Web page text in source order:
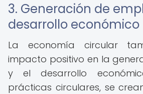
3. Generación de
desarrollo económico
La economía circular
impacto positivo en la
y el desarrollo
prácticas circulares, se